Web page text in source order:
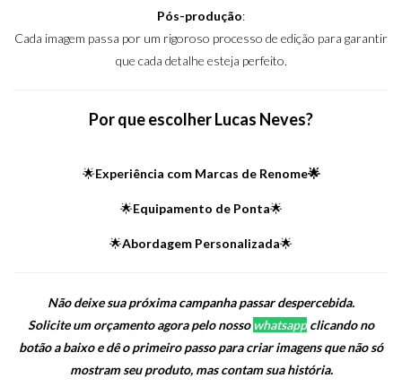
Pós-produção:
Cada imagem passa por um rigoroso processo de edição para garantir
que cada detalhe esteja perfeito.
Por que escolher Lucas Neves?
🌟Experiência com Marcas de Renome🌟
🌟Equipamento de Ponta🌟
🌟Abordagem Personalizada🌟
Não deixe sua próxima campanha passar despercebida.
Solicite um orçamento agora pelo nosso whatsapp clicando no
botão a baixo e dê o primeiro passo para criar imagens que não só
mostram seu produto, mas contam sua história.